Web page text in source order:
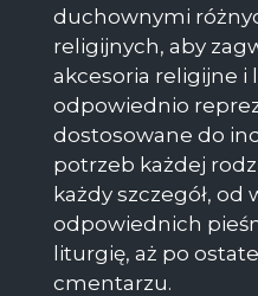
duchownymi
religijnych, aby
akcesoria religijne i
odpowiednio
dostosowane do
potrzeb każdej
każdy szczegół, od
odpowiednich
liturgię, aż po
cmentarzu.